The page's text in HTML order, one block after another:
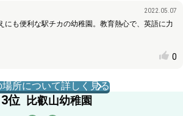
2022.05.07
にも便利な駅チカの幼稚園。教育熱心で、英語に力
0
場所について詳しく見る
3位 比叡山幼稚園